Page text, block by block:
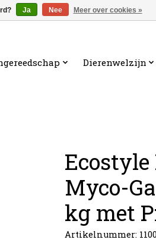
Dierenwelzijn
Ecostyle
Myco-
kg met
Artikelnummer:
Ja Nee Meer over cookies »